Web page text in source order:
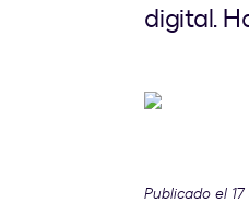
digital.
Publicado el